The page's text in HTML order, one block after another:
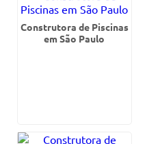
Construtora de Piscinas
em São Paulo